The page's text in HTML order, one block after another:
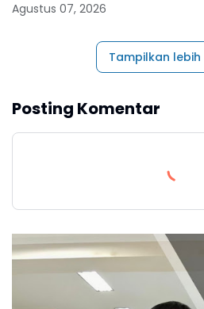
Agustus 07, 2026
Tampilkan
Posting Komentar